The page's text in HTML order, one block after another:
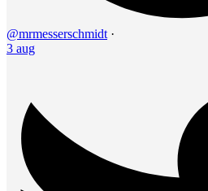
@mrmesserschmidt ·
3 aug